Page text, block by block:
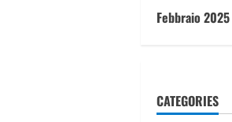
Febbraio 2025
CATEGORIES